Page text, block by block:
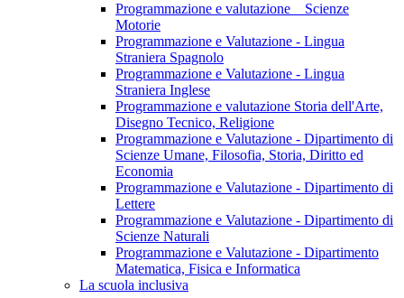
Programmazione e valutazione _ Scienze
Motorie
Programmazione e Valutazione - Lingua
Straniera Spagnolo
Programmazione e Valutazione - Lingua
Straniera Inglese
Programmazione e valutazione Storia dell'Arte,
Disegno Tecnico, Religione
Programmazione e Valutazione - Dipartimento di
Scienze Umane, Filosofia, Storia, Diritto ed
Economia
Programmazione e Valutazione - Dipartimento di
Lettere
Programmazione e Valutazione - Dipartimento di
Scienze Naturali
Programmazione e Valutazione - Dipartimento
Matematica, Fisica e Informatica
La scuola inclusiva